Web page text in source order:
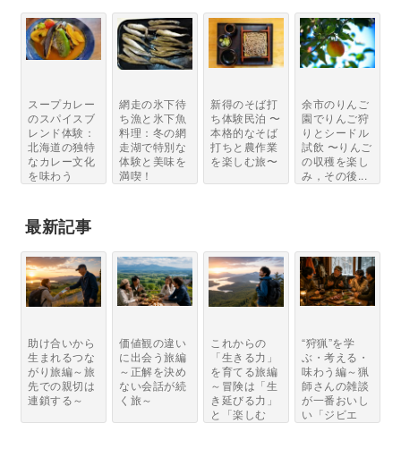
スープカレー
のスパイスブ
レンド体験：
北海道の独特
なカレー文化
を味わう
網走の氷下待
ち漁と氷下魚
料理：冬の網
走湖で特別な
体験と美味を
満喫！
新得のそば打
ち体験民泊 〜
本格的なそば
打ちと農作業
を楽しむ旅〜
余市のりんご
園でりんご狩
りとシードル
試飲 〜りんご
の収穫を楽し
み，その後...
最新記事
助け合いから
生まれるつな
がり旅編～旅
先での親切は
連鎖する～
価値観の違い
に出会う旅編
～正解を決め
ない会話が続
く旅～
これからの
「生きる力」
を育てる旅編
～冒険は「生
き延びる力」
と「楽しむ
力」...
“狩猟”を学
ぶ・考える・
味わう編～猟
師さんの雑談
が一番おいし
い「ジビエ
と...